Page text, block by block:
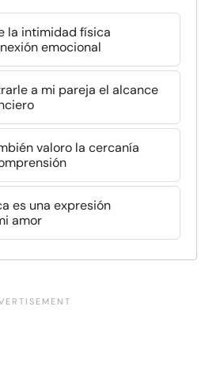
la intimidad física
emocional
a mi pareja el alcance
valoro la cercanía
es una expresión
amor